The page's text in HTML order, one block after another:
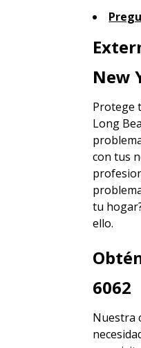
New
Protege
Long
con tus
tu
ello.
6062
Nuestra